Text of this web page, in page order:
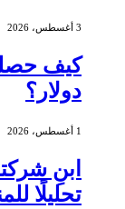
3 أغسطس، 2026
دولار؟
1 أغسطس، 2026
ابنِ
تحليلًا